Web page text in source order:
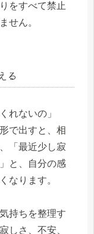
をすべて禁止
せん。
る
れないの」
で出すと、相
「最近少し寂
と、自分の感
なります。
持ちを整理す
しさ、不安、